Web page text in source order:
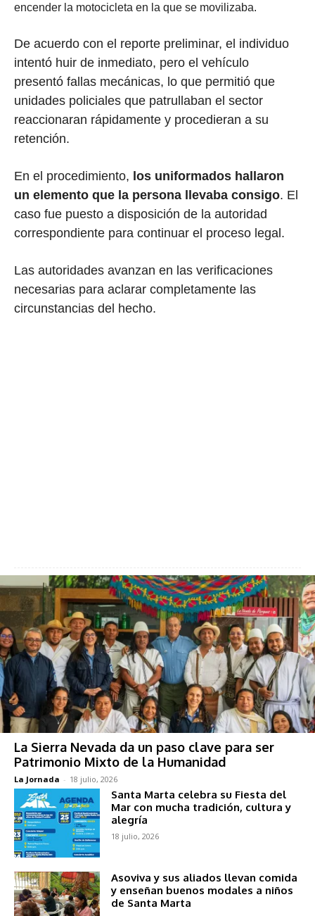
encender la motocicleta en la que se movilizaba.
De acuerdo con el reporte preliminar, el individuo
intentó huir de inmediato, pero el vehículo
presentó fallas mecánicas, lo que permitió que
unidades policiales que patrullaban el sector
reaccionaran rápidamente y procedieran a su
retención.
En el procedimiento, los uniformados hallaron
un elemento que la persona llevaba consigo. El
caso fue puesto a disposición de la autoridad
correspondiente para continuar el proceso legal.
Las autoridades avanzan en las verificaciones
necesarias para aclarar completamente las
circunstancias del hecho.
La Sierra Nevada da un paso clave para ser
Patrimonio Mixto de la Humanidad
La Jornada - 18 julio, 2026
Santa Marta celebra su Fiesta del
Mar con mucha tradición, cultura y
alegría
18 julio, 2026
Asoviva y sus aliados llevan comida
y enseñan buenos modales a niños
de Santa Marta